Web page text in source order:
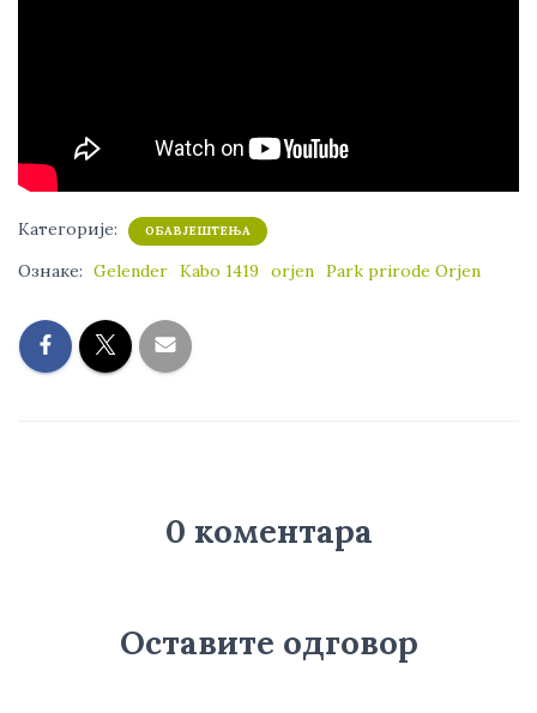
Категорије: ОБАВЈЕШТЕЊА
Ознаке: Gelender Kabo 1419 orjen Park prirode Orjen
0 коментара
Оставите одговор